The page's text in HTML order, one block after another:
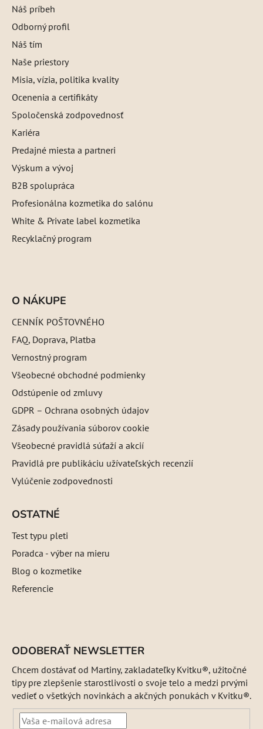
Náš príbeh
Odborný profil
Náš tím
Naše priestory
Misia, vízia, politika kvality
Ocenenia a certifikáty
Spoločenská zodpovednosť
Kariéra
Predajné miesta a partneri
Výskum a vývoj
B2B spolupráca
Profesionálna kozmetika do salónu
White & Private label kozmetika
Recyklačný program
O NÁKUPE
CENNÍK POŠTOVNÉHO
FAQ, Doprava, Platba
Vernostný program
Všeobecné obchodné podmienky
Odstúpenie od zmluvy
GDPR – Ochrana osobných údajov
Zásady používania súborov cookie
Všeobecné pravidlá súťaží a akcií
Pravidlá pre publikáciu užívateľských recenzií
Vylúčenie zodpovednosti
OSTATNÉ
Test typu pleti
Poradca - výber na mieru
Blog o kozmetike
Referencie
ODOBERAŤ NEWSLETTER
Chcem dostávať od Martiny, zakladateľky Kvitku®, užitočné
tipy pre zlepšenie starostlivosti o svoje telo a medzi prvými
vedieť o všetkých novinkách a akčných ponukách v Kvitku®.